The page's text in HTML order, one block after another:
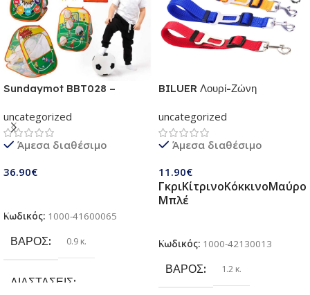
Sundaymot BBT028 –
εσωτερικού χώρου για παιδιά |
Παιχνίδι δραστηριότητας για
παιδιά 3 σε 1 | Σετ πτυσσόμενα
τσάντα φασολιών,
για παιδιά 3 + ετών
uncategorized
Άμεσα διαθέσιμο
36.90€
Κωδικός: 1000-41600065
ΒΆΡΟΣ 0.9 κ.
ΔΙΑΣΤΆΣΕΙΣ
BILUER Λουρί-Ζώνη
για Σκύλους και Γάτες | Με
ελαστικό ιμάντα Ρυθμιζόμενος |
Κάνει για όλες τις Ράτσες
uncategorized
Άμεσα διαθέσιμο
11.90€
ΓκριΚίτρινοΚόκκινοΜαύρο
Μπλέ
Κωδικός: 1000-42130013
ΒΆΡΟΣ 1.2 κ.